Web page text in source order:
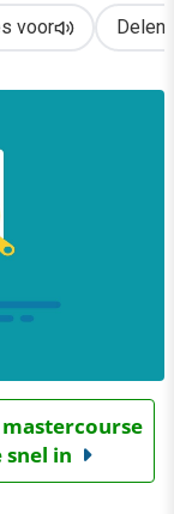
voor Delen
mastercourse
snel in